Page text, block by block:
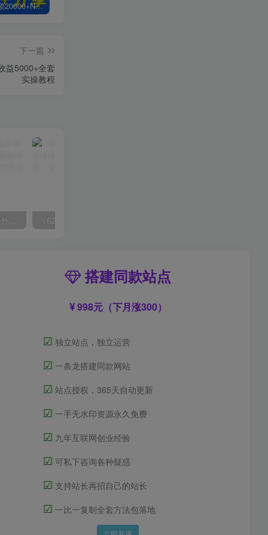
白菜价解锁20000+N个赚钱机会，加入轻创终点站会员，全站资源免费学习。
下一篇
益5000+全套
实操教程
（6890期）2023-TikTok海外短视频带货特训营，掌握TK短视频带货变现全流程（60节课）
搭建同款站点
998元（下月涨300）
☑ 独立站点，独立运营
☑ 一条龙搭建同款网站
☑ 站点授权，365天自动更新
☑ 一手无水印资源永久免费
☑ 九年互联网创业经验
☑ 可私下咨询各种疑惑
☑ 支持站长再招自己的站长
☑ 一比一复制全套方法包落地